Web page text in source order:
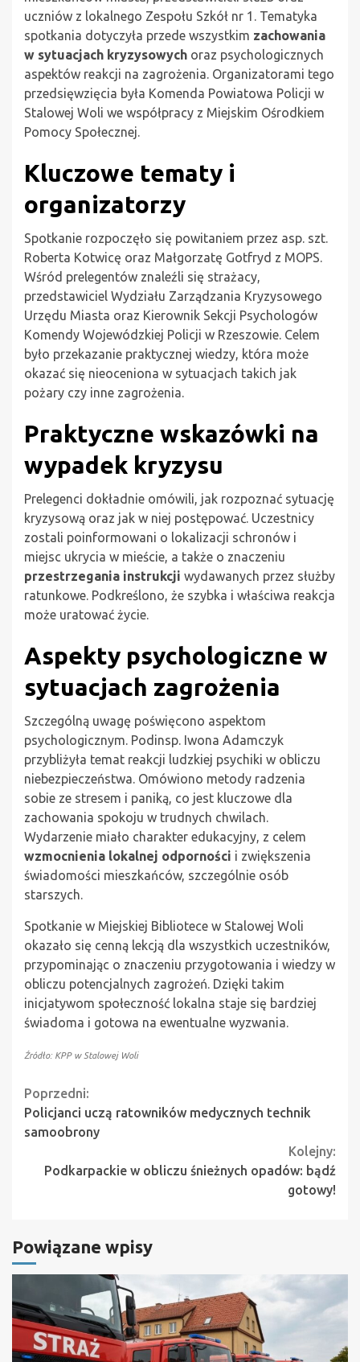
uczniów z lokalnego Zespołu Szkół nr 1. Tematyka
spotkania dotyczyła przede wszystkim zachowania
w sytuacjach kryzysowych oraz psychologicznych
aspektów reakcji na zagrożenia. Organizatorami tego
przedsięwzięcia była Komenda Powiatowa Policji w
Stalowej Woli we współpracy z Miejskim Ośrodkiem
Pomocy Społecznej.
Kluczowe tematy i
organizatorzy
Spotkanie rozpoczęło się powitaniem przez asp. szt.
Roberta Kotwicę oraz Małgorzatę Gotfryd z MOPS.
Wśród prelegentów znaleźli się strażacy,
przedstawiciel Wydziału Zarządzania Kryzysowego
Urzędu Miasta oraz Kierownik Sekcji Psychologów
Komendy Wojewódzkiej Policji w Rzeszowie. Celem
było przekazanie praktycznej wiedzy, która może
okazać się nieoceniona w sytuacjach takich jak
pożary czy inne zagrożenia.
Praktyczne wskazówki na
wypadek kryzysu
Prelegenci dokładnie omówili, jak rozpoznać sytuację
kryzysową oraz jak w niej postępować. Uczestnicy
zostali poinformowani o lokalizacji schronów i
miejsc ukrycia w mieście, a także o znaczeniu
przestrzegania instrukcji wydawanych przez służby
ratunkowe. Podkreślono, że szybka i właściwa reakcja
może uratować życie.
Aspekty psychologiczne w
sytuacjach zagrożenia
Szczególną uwagę poświęcono aspektom
psychologicznym. Podinsp. Iwona Adamczyk
przybliżyła temat reakcji ludzkiej psychiki w obliczu
niebezpieczeństwa. Omówiono metody radzenia
sobie ze stresem i paniką, co jest kluczowe dla
zachowania spokoju w trudnych chwilach.
Wydarzenie miało charakter edukacyjny, z celem
wzmocnienia lokalnej odporności i zwiększenia
świadomości mieszkańców, szczególnie osób
starszych.
Spotkanie w Miejskiej Bibliotece w Stalowej Woli
okazało się cenną lekcją dla wszystkich uczestników,
przypominając o znaczeniu przygotowania i wiedzy w
obliczu potencjalnych zagrożeń. Dzięki takim
inicjatywom społeczność lokalna staje się bardziej
świadoma i gotowa na ewentualne wyzwania.
Źródło: KPP w Stalowej Woli
Continue
Reading
Poprzedni:
Policjanci uczą ratowników medycznych technik
samoobrony
Kolejny:
Podkarpackie w obliczu śnieżnych opadów: bądź
gotowy!
Powiązane wpisy